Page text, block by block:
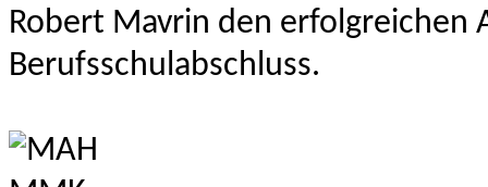
Robert Mavrin den erfolgreichen
Berufsschulabschluss.